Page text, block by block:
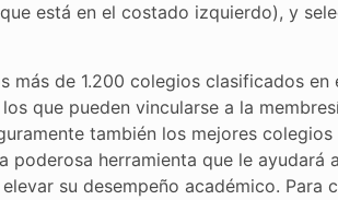
está en el costado izquierdo), y
más de 1.200 colegios clasificados en
que pueden vincularse a la
también los mejores colegios
poderosa herramienta que le ayudará
su desempeño académico. Para